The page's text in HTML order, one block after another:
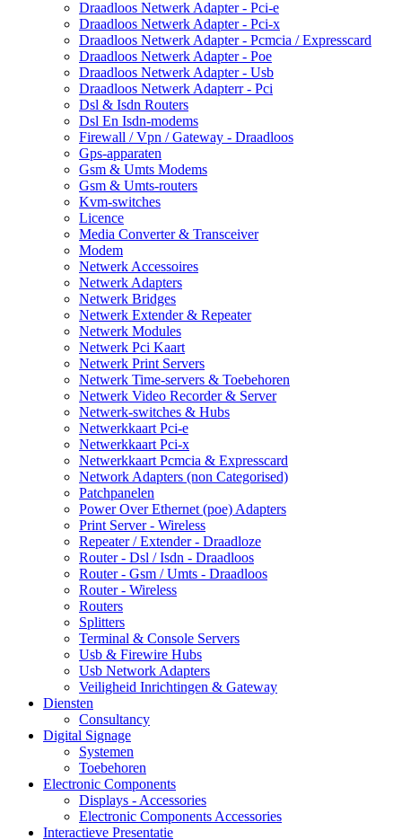
Draadloos Netwerk Adapter - Pci-e
Draadloos Netwerk Adapter - Pci-x
Draadloos Netwerk Adapter - Pcmcia / Expresscard
Draadloos Netwerk Adapter - Poe
Draadloos Netwerk Adapter - Usb
Draadloos Netwerk Adapterr - Pci
Dsl & Isdn Routers
Dsl En Isdn-modems
Firewall / Vpn / Gateway - Draadloos
Gps-apparaten
Gsm & Umts Modems
Gsm & Umts-routers
Kvm-switches
Licence
Media Converter & Transceiver
Modem
Netwerk Accessoires
Netwerk Adapters
Netwerk Bridges
Netwerk Extender & Repeater
Netwerk Modules
Netwerk Pci Kaart
Netwerk Print Servers
Netwerk Time-servers & Toebehoren
Netwerk Video Recorder & Server
Netwerk-switches & Hubs
Netwerkkaart Pci-e
Netwerkkaart Pci-x
Netwerkkaart Pcmcia & Expresscard
Network Adapters (non Categorised)
Patchpanelen
Power Over Ethernet (poe) Adapters
Print Server - Wireless
Repeater / Extender - Draadloze
Router - Dsl / Isdn - Draadloos
Router - Gsm / Umts - Draadloos
Router - Wireless
Routers
Splitters
Terminal & Console Servers
Usb & Firewire Hubs
Usb Network Adapters
Veiligheid Inrichtingen & Gateway
Diensten
Consultancy
Digital Signage
Systemen
Toebehoren
Electronic Components
Displays - Accessories
Electronic Components Accessories
Interactieve Presentatie